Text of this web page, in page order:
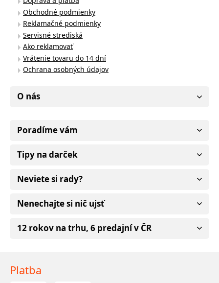
Obchodné podmienky
Reklamačné podmienky
Servisné strediská
Ako reklamovať
Vrátenie tovaru do 14 dní
Ochrana osobných údajov
O nás
Poradíme vám
Tipy na darček
Neviete si rady?
Nenechajte si nič ujsť
12 rokov na trhu, 6 predajní v ČR
Platba